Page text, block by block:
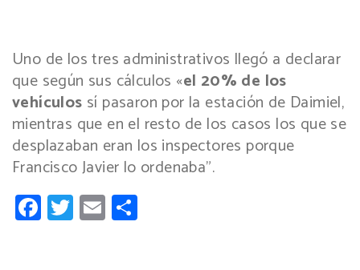
Uno de los tres administrativos llegó a declarar
que según sus cálculos «el 20% de los
vehículos sí pasaron por la estación de Daimiel,
mientras que en el resto de los casos los que se
desplazaban eran los inspectores porque
Francisco Javier lo ordenaba”.
Facebook
Twitter
Email